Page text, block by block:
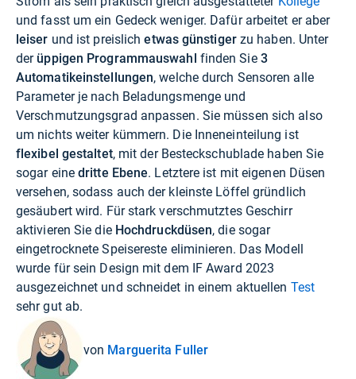
und fasst um ein Gedeck weniger. Dafür arbeitet er aber
leiser und ist preislichetwas günstigerzu haben. Unter
der üppigen Programmauswahl finden Sie 3
Automatikeinstellungen, welche durch Sensoren alle
Parameter je nach Beladungsmenge und
Verschmutzungsgrad anpassen. Sie müssen sich also
um nichts weiter kümmern. Die Inneneinteilung ist
flexibel gestaltet, mit der Besteckschublade haben Sie
sogar einedritte Ebene. Letztere ist mit eigenen Düsen
versehen, sodass auch der kleinste Löffel gründlich
gesäubert wird. Für stark verschmutztes Geschirr
aktivieren Sie die Hochdruckdüsen, die sogar
eingetrocknete Speisereste eliminieren. Das Modell
wurde für sein Design mit dem IF Award 2023
ausgezeichnet und schneidet in einem aktuellen Test
sehr gut ab.
von Marguerita Fuller